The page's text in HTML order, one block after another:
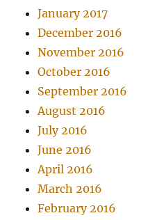
January 2017
December 2016
November 2016
October 2016
September 2016
August 2016
July 2016
June 2016
April 2016
March 2016
February 2016